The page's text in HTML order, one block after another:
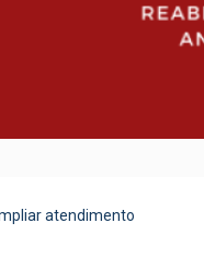
atendimento